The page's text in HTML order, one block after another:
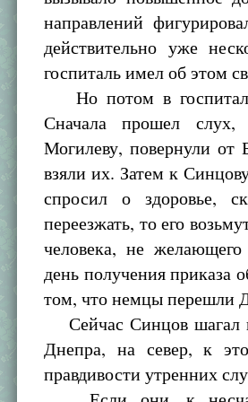
направлений
действительно уже
госпиталь имел об этом
Но потом в
Сначала прошел
Могилеву, повернули от
взяли их. Затем к
спросил о здоровье,
переезжать, то его
человека, не
день получения приказа
том, что немцы перешли
Сейчас Синцов шагал
Днепра, на север, к
правдивости утренних